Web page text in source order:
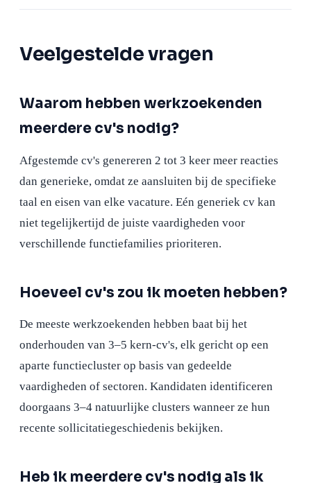
Veelgestelde vragen
Waarom hebben werkzoekenden
meerdere cv's nodig?
Afgestemde cv's genereren 2 tot 3 keer meer reacties
dan generieke, omdat ze aansluiten bij de specifieke
taal en eisen van elke vacature. Eén generiek cv kan
niet tegelijkertijd de juiste vaardigheden voor
verschillende functiefamilies prioriteren.
Hoeveel cv's zou ik moeten hebben?
De meeste werkzoekenden hebben baat bij het
onderhouden van 3–5 kern-cv's, elk gericht op een
aparte functiecluster op basis van gedeelde
vaardigheden of sectoren. Kandidaten identificeren
doorgaans 3–4 natuurlijke clusters wanneer ze hun
recente sollicitatiegeschiedenis bekijken.
Heb ik meerdere cv's nodig als ik